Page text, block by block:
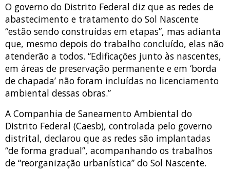
O governo do Distrito Federal diz que as redes de
abastecimento e tratamento do Sol Nascente
“estão sendo construídas em etapas”, mas adianta
que, mesmo depois do trabalho concluído, elas não
atenderão a todos. “Edificações junto às nascentes,
em áreas de preservação permanente e em ‘borda
de chapada’ não foram incluídas no licenciamento
ambiental dessas obras.”
A Companhia de Saneamento Ambiental do
Distrito Federal (Caesb), controlada pelo governo
distrital, declarou que as redes são implantadas
“de forma gradual”, acompanhando os trabalhos
de “reorganização urbanística” do Sol Nascente.